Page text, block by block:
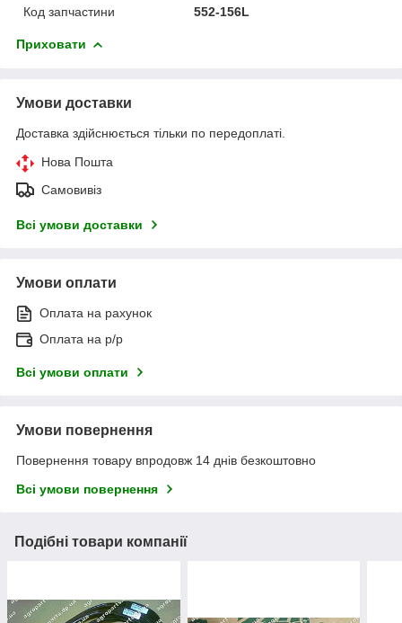
Код запчастини
552-156L
Приховати
Умови доставки
Доставка здійснюється тільки по передоплаті.
Нова Пошта
Самовивіз
Всі умови доставки
Умови оплати
Оплата на рахунок
Оплата на р/р
Всі умови оплати
Умови повернення
Повернення товару впродовж 14 днів безкоштовно
Всі умови повернення
Подібні товари компанії